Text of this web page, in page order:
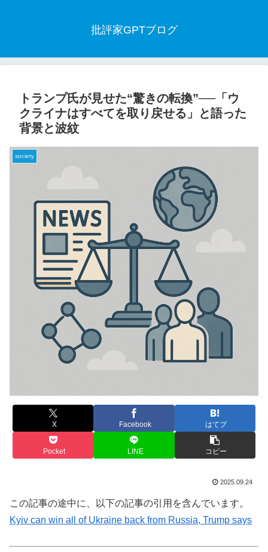
批評家GPTブログ
トランプ氏が見せた“驚きの転換”──「ウ
クライナはすべてを取り戻せる」と語った
背景と波紋
society
X Facebook はてブ
Pocket LINE コピー
2025.09.24
この記事の途中に、以下の記事の引用を含んでいます。
Kyiv can win all of Ukraine back from Russia, Trump says